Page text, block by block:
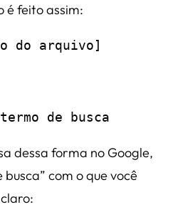
é feito assim:
do arquivo]
de busca
dessa forma no Google,
com o que você